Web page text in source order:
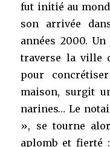
fut initié au
son arrivée
années 2000.
traverse la ville
pour
maison, surgit
narines… Le
», se tourne
aplomb et fierté